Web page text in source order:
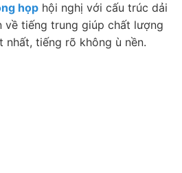
họp hội nghị với cấu trúc dải
về tiếng trung giúp chất lượng
tiếng rõ không ù nền.